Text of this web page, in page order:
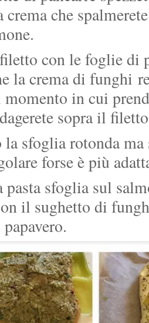
crema che
con le foglie di
la crema di funghi
in cui
sopra il
la sfoglia rotonda ma
forse è più
sfoglia sul
il sughetto di